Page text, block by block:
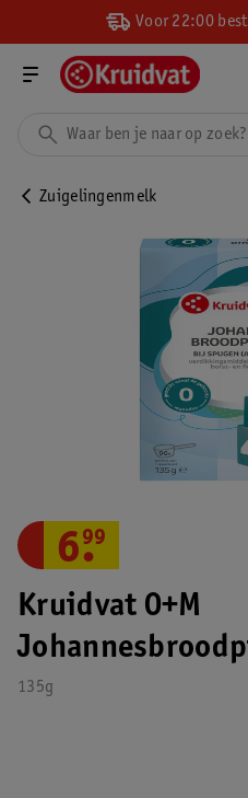
Voor 22:00
Zuigelingenmelk
Kruidvat 0+M
135g
6.
99